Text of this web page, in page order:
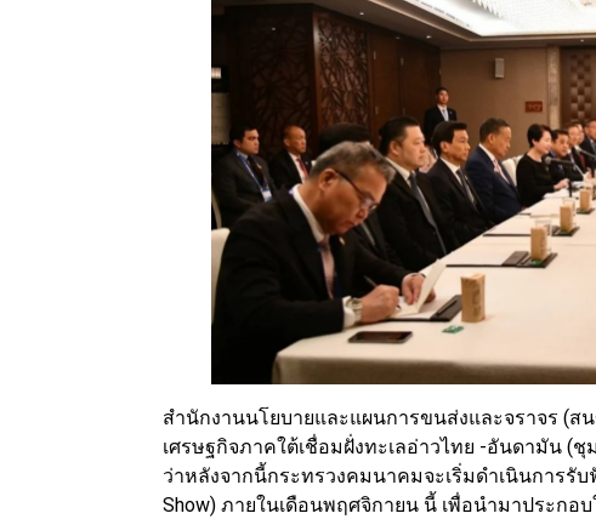
สำนักงานนโยบายและแผนการขนส่งและจราจร (
เศรษฐกิจภาคใต้เชื่อมฝั่งทะเลอ่าวไทย -อันดามัน
ว่าหลังจากนี้กระทรวงคมนาคมจะเริ่มดำเนินการรั
Show) ภายในเดือนพฤศจิกายน นี้ เพื่อนำมาประกอ